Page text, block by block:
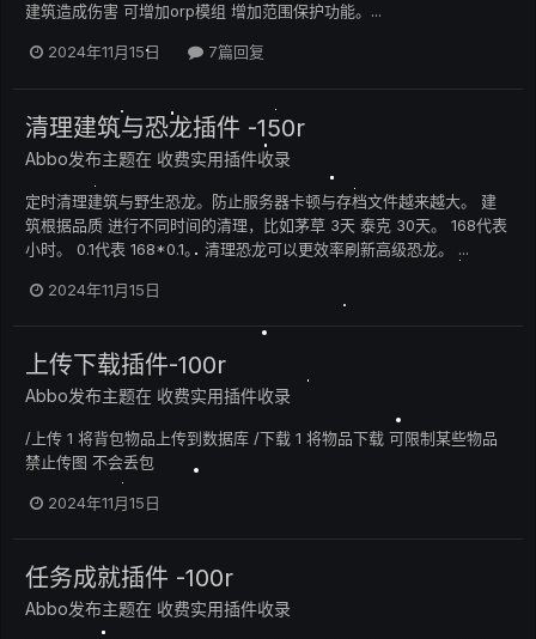
建筑造成伤害 可增加orp模组 增加范围保护功能。...
2024年11月15日 7篇回复
清理建筑与恐龙插件 -150r
Abbo发布主题在 收费实用插件收录
定时清理建筑与野生恐龙。防止服务器卡顿与存档文件越来越大。 建
筑根据品质 进行不同时间的清理，比如茅草 3天 泰克 30天。 168代表
小时。 0.1代表 168*0.1。 清理恐龙可以更效率刷新高级恐龙。 ...
2024年11月15日
上传下载插件-100r
Abbo发布主题在 收费实用插件收录
/上传 1 将背包物品上传到数据库 /下载 1 将物品下载 可限制某些物品
禁止传图 不会丢包
2024年11月15日
任务成就插件 -100r
Abbo发布主题在 收费实用插件收录